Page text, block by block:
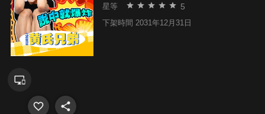
星等 5
下架時間 2031年12月31日